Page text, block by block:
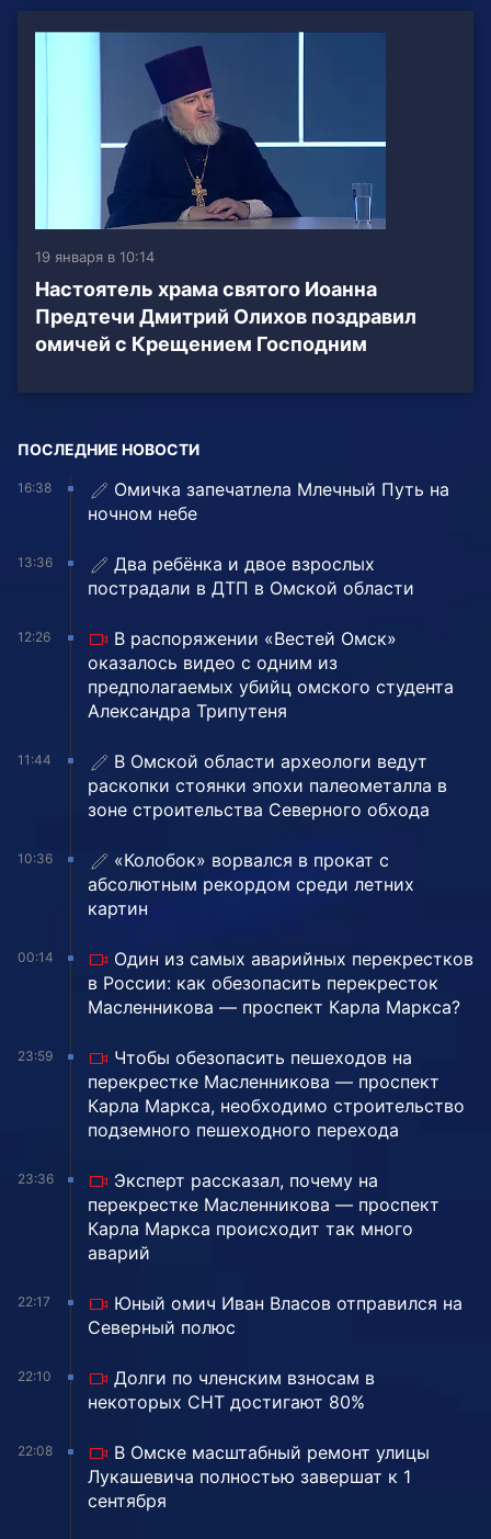
19 января в 10:14
Настоятель храма святого Иоанна
Предтечи Дмитрий Олихов поздравил
омичей с Крещением Господним
ПОСЛЕДНИЕ НОВОСТИ
16:38
Омичка запечатлела Млечный Путь на
ночном небе
13:36
Два ребёнка и двое взрослых
пострадали в ДТП в Омской области
12:26
В распоряжении «Вестей Омск»
оказалось видео с одним из
предполагаемых убийц омского студента
Александра Трипутеня
11:44
В Омской области археологи ведут
раскопки стоянки эпохи палеометалла в
зоне строительства Северного обхода
10:36
«Колобок» ворвался в прокат с
абсолютным рекордом среди летних
картин
00:14
Один из самых аварийных перекрестков
в России: как обезопасить перекресток
Масленникова — проспект Карла Маркса?
23:59
Чтобы обезопасить пешеходов на
перекрестке Масленникова — проспект
Карла Маркса, необходимо строительство
подземного пешеходного перехода
23:36
Эксперт рассказал, почему на
перекрестке Масленникова — проспект
Карла Маркса происходит так много
аварий
22:17
Юный омич Иван Власов отправился на
Северный полюс
22:10
Долги по членским взносам в
некоторых СНТ достигают 80%
22:08
В Омске масштабный ремонт улицы
Лукашевича полностью завершат к 1
сентября